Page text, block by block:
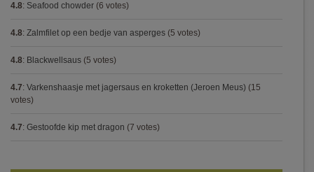
4.8: Seafood chowder (6 votes)
4.8: Zalmfilet op een bedje van asperges (5 votes)
4.8: Blackwellsaus (5 votes)
4.7: Varkenshaasje met jagersaus en kroketten (Jeroen Meus) (15
votes)
4.7: Gestoofde kip met dragon (7 votes)